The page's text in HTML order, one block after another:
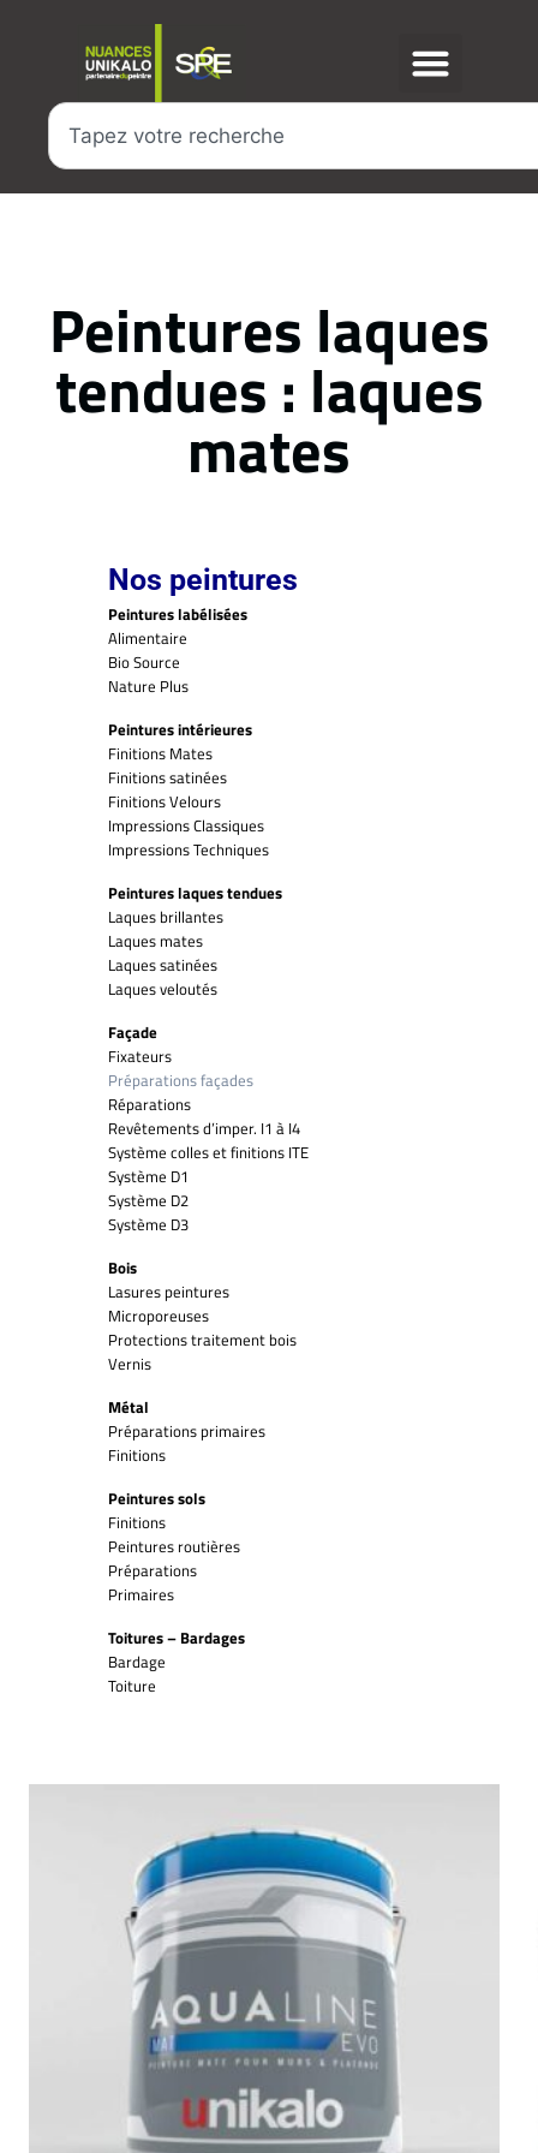
Peintures laques
tendues : laques
mates
Nos peintures
Peintures labélisées
Alimentaire
Bio Source
Nature Plus
Peintures intérieures
Finitions Mates
Finitions satinées
Finitions Velours
Impressions Classiques
Impressions Techniques
Peintures laques tendues
Laques brillantes
Laques mates
Laques satinées
Laques veloutés
Façade
Fixateurs
Préparations façades
Réparations
Revêtements d’imper. I1 à I4
Système colles et finitions ITE
Système D1
Système D2
Système D3
Bois
Lasures peintures
Microporeuses
Protections traitement bois
Vernis
Métal
Préparations primaires
Finitions
Peintures sols
Finitions
Peintures routières
Préparations
Primaires
Toitures – Bardages
Bardage
Toiture